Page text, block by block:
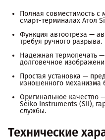
Полная совместимость
смарт-терминалах Атол
Функция автоотреза —
требуя ручного разрыва.
Надежная термопечать
долговечное
Простая установка —
изношенного механизма
Оригинальное качество
Seiko Instruments (SII),
службы.
Технические